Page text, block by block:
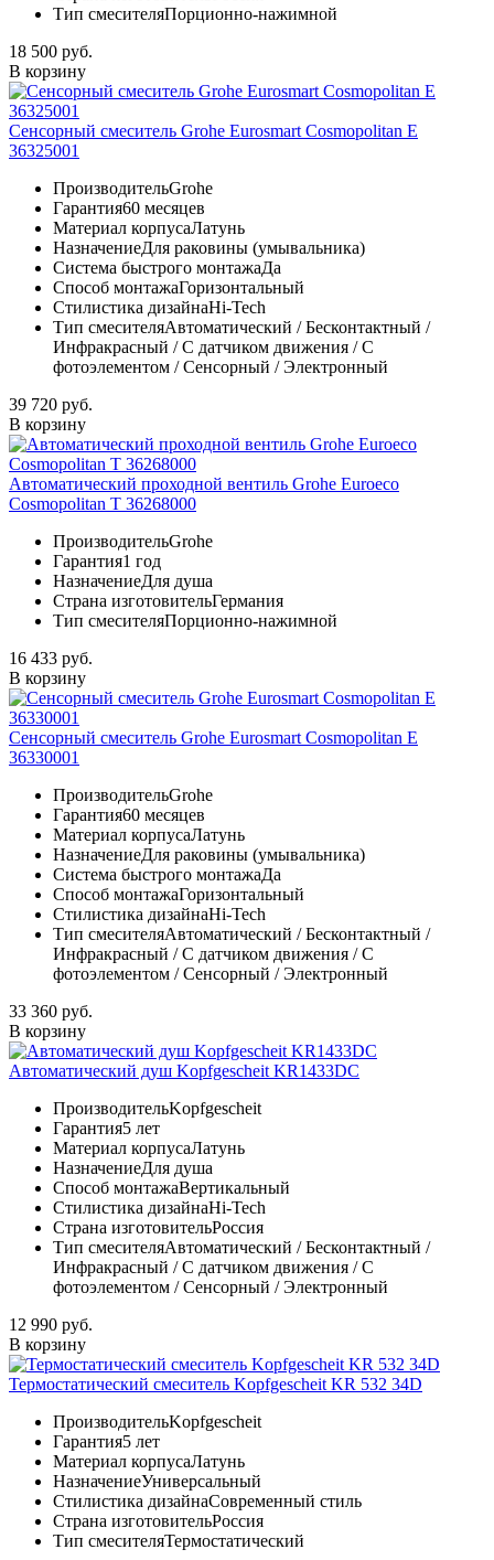
Тип смесителяПорционно-нажимной
18 500 руб.
В корзину
Сенсорный смеситель Grohe Eurosmart Cosmopolitan E
36325001
ПроизводительGrohe
Гарантия60 месяцев
Материал корпусаЛатунь
НазначениеДля раковины (умывальника)
Система быстрого монтажаДа
Способ монтажаГоризонтальный
Стилистика дизайнаHi-Tech
Тип смесителяАвтоматический / Бесконтактный /
Инфракрасный / С датчиком движения / С
фотоэлементом / Сенсорный / Электронный
39 720 руб.
В корзину
Автоматический проходной вентиль Grohe Euroeco
Cosmopolitan T 36268000
ПроизводительGrohe
Гарантия1 год
НазначениеДля душа
Страна изготовительГермания
Тип смесителяПорционно-нажимной
16 433 руб.
В корзину
Сенсорный смеситель Grohe Eurosmart Cosmopolitan E
36330001
ПроизводительGrohe
Гарантия60 месяцев
Материал корпусаЛатунь
НазначениеДля раковины (умывальника)
Система быстрого монтажаДа
Способ монтажаГоризонтальный
Стилистика дизайнаHi-Tech
Тип смесителяАвтоматический / Бесконтактный /
Инфракрасный / С датчиком движения / С
фотоэлементом / Сенсорный / Электронный
33 360 руб.
В корзину
Автоматический душ Kopfgescheit KR1433DC
ПроизводительKopfgescheit
Гарантия5 лет
Материал корпусаЛатунь
НазначениеДля душа
Способ монтажаВертикальный
Стилистика дизайнаHi-Tech
Страна изготовительРоссия
Тип смесителяАвтоматический / Бесконтактный /
Инфракрасный / С датчиком движения / С
фотоэлементом / Сенсорный / Электронный
12 990 руб.
В корзину
Термостатический смеситель Kopfgescheit KR 532 34D
ПроизводительKopfgescheit
Гарантия5 лет
Материал корпусаЛатунь
НазначениеУниверсальный
Стилистика дизайнаСовременный стиль
Страна изготовительРоссия
Тип смесителяТермостатический